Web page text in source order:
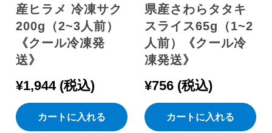
産ヒラメ 冷凍サク
200g（2~3人前）
《クール冷凍発
送》
¥1,944 税込
カートに入れる
県産さわらタタキ
スライス65g（1~2
人前）《クール冷
凍発送》
¥756 税込
カートに入れる